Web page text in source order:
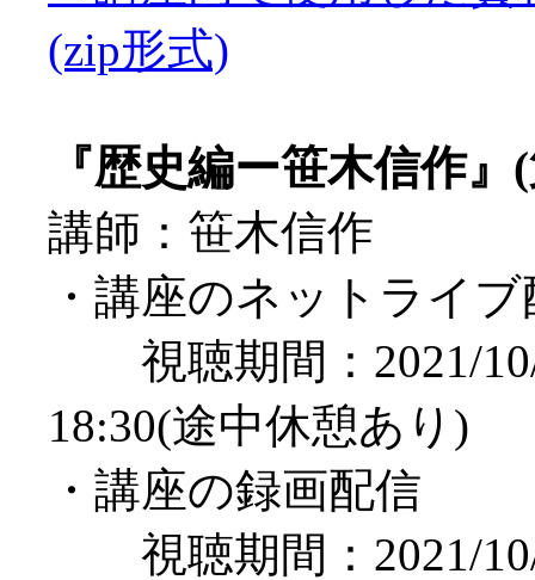
(zip形式)
『歴史編ー笹木信作』
講師：笹木信作
・講座のネットライ
視聴期間：2021/10/
18:30(途中休憩あり)
・講座の録画配信
視聴期間：2021/